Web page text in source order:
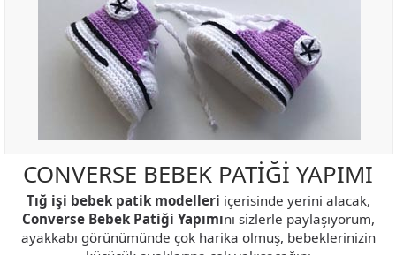
CONVERSE BEBEK PATİĞİ YAPIMI
Tığ işi bebek patik modelleri içerisinde yerini alacak,
Converse Bebek Patiği Yapımını sizlerle paylaşıyorum,
ayakkabı görünümünde çok harika olmuş, bebeklerinizin